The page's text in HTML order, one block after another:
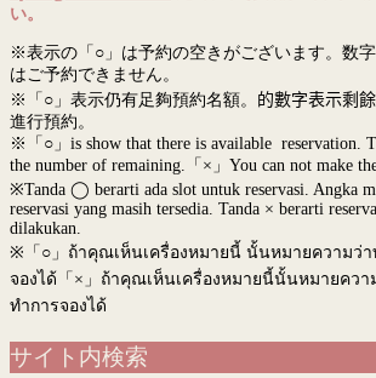
い。
※表示の「○」は予約の空きがございます。数字
はご予約できません。
※「○」表示仍有足夠預約名額。 的數字表示剩
進行預約。
※「○」is show that there is available reservation.
the number of remaining.「×」You can not make
※Tanda ◯ berarti ada slot untuk reservasi. Angka
reservasi yang masih tersedia. Tanda × berarti
dilakukan.
※ 「○」ถ้าคุณเห็นเครื่องหมายนี้ นั้นหมายความว่
จองได้「×」ถ้าคุณเห็นเครื่องหมายนี้นั้นหมายคว
ทำการจองได้
サイト内検索